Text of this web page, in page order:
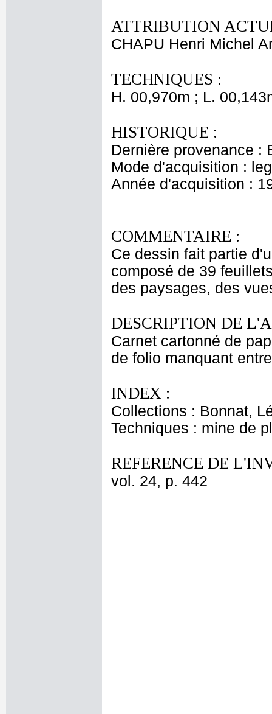
ATTRIBUTION
CHAPU Henri Michel
TECHNIQUES :
H. 00,970m ; L.
HISTORIQUE :
Dernière provenance :
Mode d'acquisition :
Année d'acquisition :
COMMENTAIRE :
Ce dessin fait partie
composé de 39
des paysages, des
DESCRIPTION DE
Carnet cartonné de
de folio manquant
INDEX :
Collections : Bonnat,
Techniques : mine de
REFERENCE DE
vol. 24, p. 442